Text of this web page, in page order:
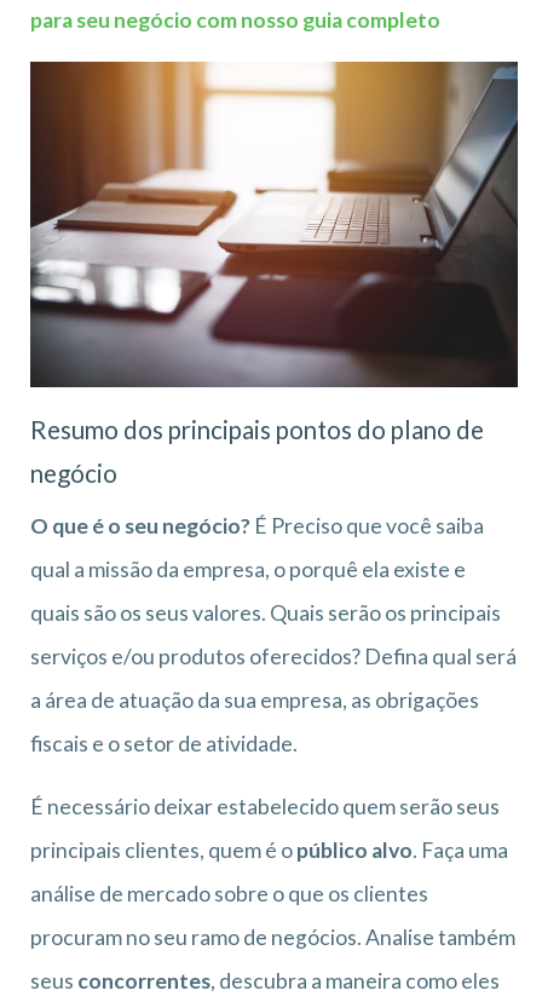
para seu negócio com nosso guia completo
Resumo dos principais pontos do plano de
negócio
O que é o seu negócio? É Preciso que você saiba
qual a missão da empresa, o porquê ela existe e
quais são os seus valores. Quais serão os principais
serviços e/ou produtos oferecidos? Defina qual será
a área de atuação da sua empresa, as obrigações
fiscais e o setor de atividade.
É necessário deixar estabelecido quem serão seus
principais clientes, quem é opúblico alvo. Faça uma
análise de mercado sobre o que os clientes
procuram no seu ramo de negócios. Analise também
seus concorrentes, descubra a maneira como eles